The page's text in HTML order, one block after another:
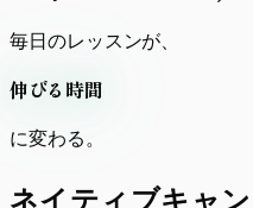
毎日のレッスンが、
伸びる時間
に変わる。
ネイティブキャン